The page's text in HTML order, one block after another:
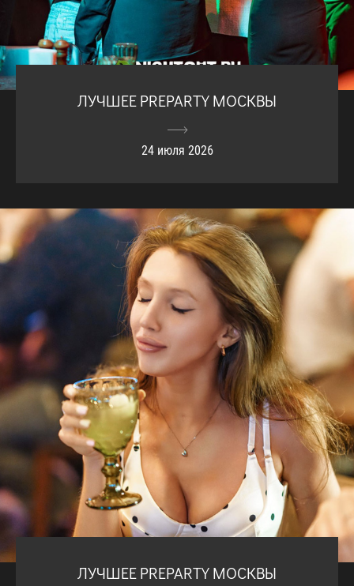
ЛУЧШЕЕ PREPARTY МОСКВЫ
24 июля 2026
ЛУЧШЕЕ PREPARTY МОСКВЫ